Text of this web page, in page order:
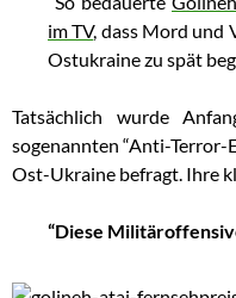
im TV, dass Mord und
Ostukraine zu spät
Tatsächlich wurde
sogenannten “Anti-Terror-
Ost-Ukraine befragt. Ihre
“Diese